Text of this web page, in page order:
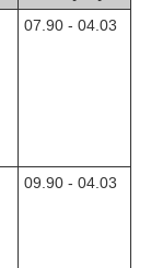
07.90 - 04.03
09.90 - 04.03